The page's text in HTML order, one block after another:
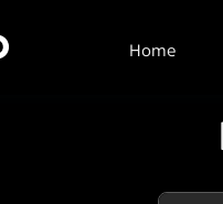
Home